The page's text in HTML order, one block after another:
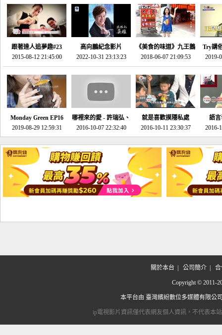
跟著達人追夢趣#23
promo-我想開間咖啡
館(謝佳凌)
2015-08-12 21:45:00
高向鵬紀念影片
2022-10-31 23:13:23
《美食的味道》九王鵝
肉
2018-06-07 21:09:53
Try講
2019-
Monday Green EP16
超意外~環保原來可以
邊玩邊做！
2019-08-29 12:59:31
哪裡來的愛 - 許瑞弘、
李其芬
2016-10-07 22:32:40
就是喜歡摸隱私處
2016-10-11 23:30:37
語
2016-
關於本台 公司簡介| 合
Copyright © 2011-
本平台由 臺灣繽紛數位多媒體有限公
ip電視影片資訊僅代表網友個人資訊，不代表本